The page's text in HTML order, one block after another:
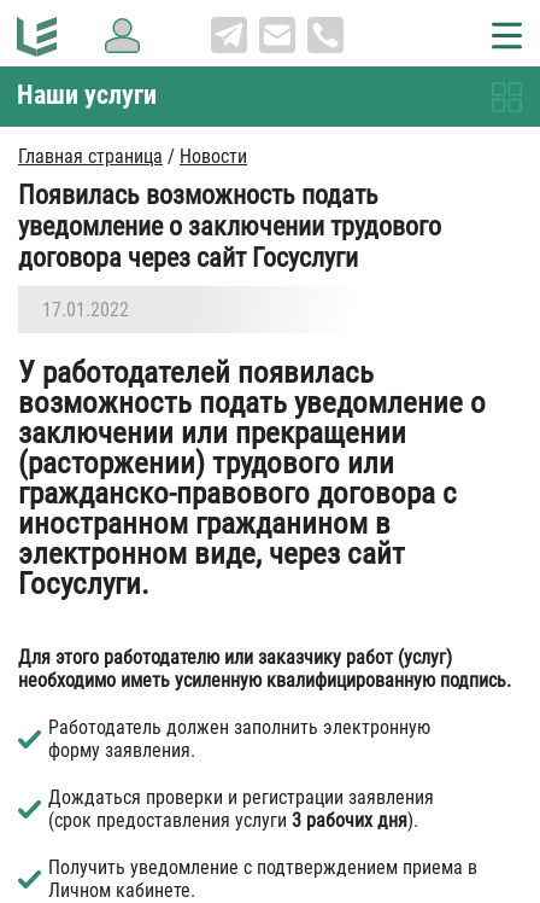
Наши услуги
Главная страница / Новости
Появилась возможность подать
уведомление о заключении трудового
договора через сайт Госуслуги
17.01.2022
У работодателей появилась
возможность подать уведомление о
заключении или прекращении
(расторжении) трудового или
гражданско-правового договора с
иностранном гражданином в
электронном виде, через сайт
Госуслуги.
Для этого работодателю или заказчику работ (услуг)
необходимо иметь усиленную квалифицированную подпись.
Работодатель должен заполнить электронную
форму заявления.
Дождаться проверки и регистрации заявления
(срок предоставления услуги 3 рабочих дня).
Получить уведомление с подтверждением приема в
Личном кабинете.